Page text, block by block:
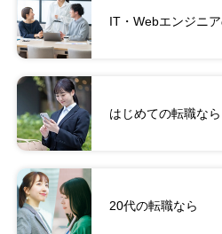
IT・Webエンジニ
はじめての転職なら
20代の転職なら